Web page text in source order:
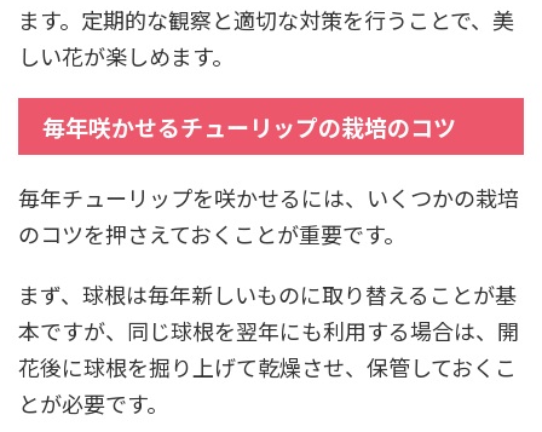
ます。定期的な観察と適切な対策を行うことで、美
しい花が楽しめます。
毎年咲かせるチューリップの栽培のコツ
毎年チューリップを咲かせるには、いくつかの栽培
のコツを押さえておくことが重要です。
まず、球根は毎年新しいものに取り替えることが基
本ですが、同じ球根を翌年にも利用する場合は、開
花後に球根を掘り上げて乾燥させ、保管しておくこ
とが必要です。